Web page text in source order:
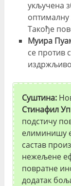
укључена
оптималну
Такође
Муира
се против
Суштина:
Стинафил Уп
подстичу
елиминишу
састав
нежељене
повратне
додатак